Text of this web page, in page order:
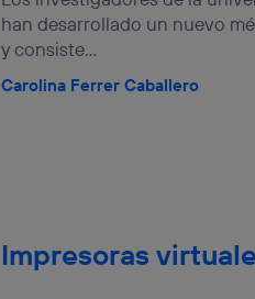
han desarrollado un nuevo
y consiste...
Carolina Ferrer Caballero
Impresoras